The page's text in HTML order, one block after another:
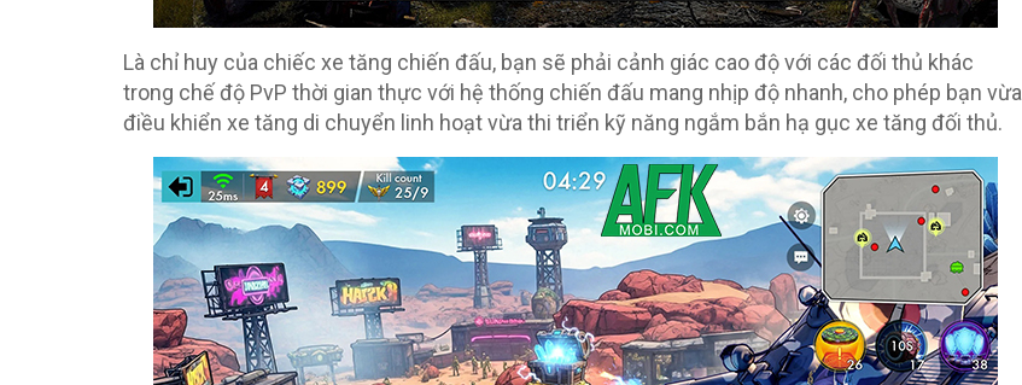
Là chỉ huy của chiếc xe tăng chiến đấu, bạn sẽ phải cảnh giác cao độ với các đối thủ khác
trong chế độ PvP thời gian thực với hệ thống chiến đấu mang nhịp độ nhanh, cho phép bạn vừa
điều khiển xe tăng di chuyển linh hoạt vừa thi triển kỹ năng ngắm bắn hạ gục xe tăng đối thủ.